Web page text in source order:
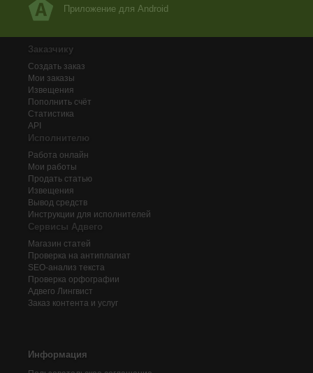
Приложение для Android
Заказчику
Создать заказ
Мои заказы
Извещения
Пополнить счёт
Статистика
API
Исполнителю
Работа онлайн
Мои работы
Продать статью
Извещения
Вывод средств
Инструкции для исполнителей
Сервисы Адвего
Магазин статей
Проверка на антиплагиат
SEO-анализ текста
Проверка орфографии
Адвего Лингвист
Заказ контента и услуг
Информация